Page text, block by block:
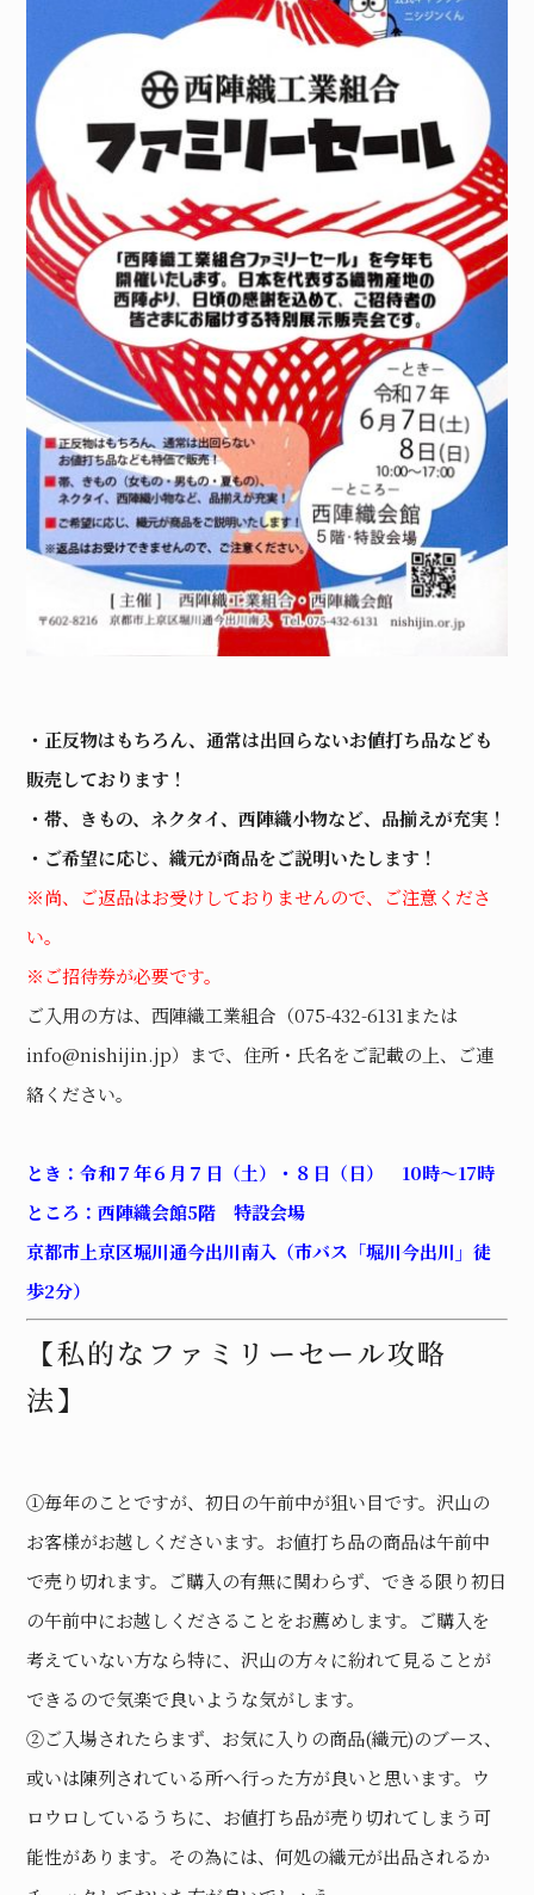
・ 正反物はもちろん、通常は出回らないお値打ち品なども
販売しております！
・帯、きもの、ネクタイ、西陣織小物など、品揃えが充実！
・ご希望に応じ、織元が商品をご説明いたします！
※尚、ご返品はお受けしておりませんので、ご注意くださ
い。
※ご招待券が必要です。
ご入用の方は、西陣織工業組合（075-432-6131 または
info@nishijin.jp）まで、住所・氏名をご記載の上、ご連
絡ください。
とき：令和７年６月７日（土）・８日（日） 10時〜17時
ところ：西陣織会館5階 特設会場
京都市上京区堀川通今出川南入（市バス「堀川今出川」徒
歩2分）
【私的なファミリーセール攻略
法】
①毎年のことですが、初日の午前中が狙い目です。沢山の
お客様がお越しくださいます。お値打ち品の商品は午前中
で売り切れます。ご購入の有無に関わらず、できる限り初日
の午前中にお越しくださることをお薦めします。ご購入を
考えていない方なら特に、沢山の方々に紛れて見ることが
できるので気楽で良いような気がします。
②ご入場されたらまず、お気に入りの商品(織元)のブース、
或いは陳列されている所へ行った方が良いと思います。ウ
ロウロしているうちに、お値打ち品が売り切れてしまう可
能性があります。その為には、何処の織元が出品されるか